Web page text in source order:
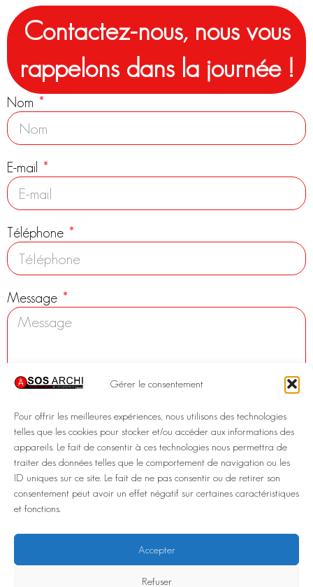
Gérer le consentement
Pour offrir les meilleures expériences, nous utilisons des technologies
telles que les cookies pour stocker et/ou accéder aux informations des
appareils. Le fait de consentir à ces technologies nous permettra de
traiter des données telles que le comportement de navigation ou les
ID uniques sur ce site. Le fait de ne pas consentir ou de retirer son
consentement peut avoir un effet négatif sur certaines caractéristiques
et fonctions.
Accepter
Refuser
Contactez-nous, nous vous
rappelons dans la journée !
Nom
E-mail
Téléphone
Message
+33 6 66 69 42 42
contact@sos-archi.com
2024 SOS ARCHI